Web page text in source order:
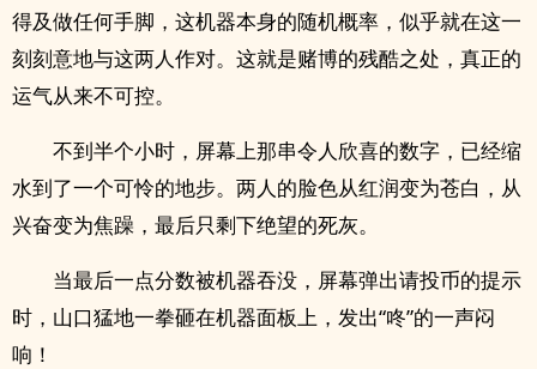
得及做任何手脚，这机器本身的随机概率，似乎就在这一
刻刻意地与这两人作对。这就是赌博的残酷之处，真正的
运气从来不可控。
不到半个小时，屏幕上那串令人欣喜的数字，已经缩
水到了一个可怜的地步。两人的脸色从红润变为苍白，从
兴奋变为焦躁，最后只剩下绝望的死灰。
当最后一点分数被机器吞没，屏幕弹出请投币的提示
时，山口猛地一拳砸在机器面板上，发出“咚”的一声闷
响！